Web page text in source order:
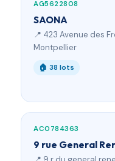
AG5622808
SAONA
📍 423 Avenue des
Montpellier
🏠 38 lots
AC0784363
9 rue General